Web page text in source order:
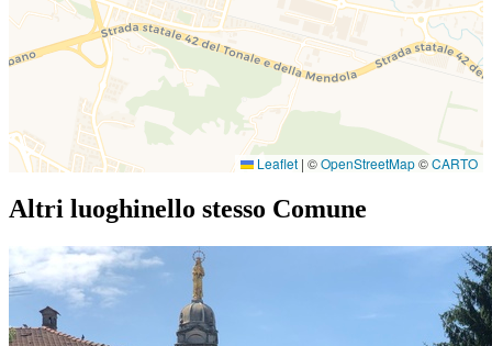
Leaflet | ©OpenStreetMap©CARTO
Altri luoghinello stesso Comune